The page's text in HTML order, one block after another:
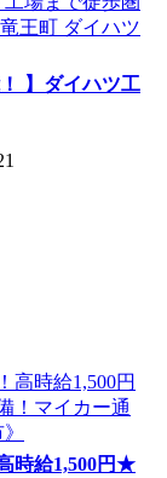
】ダイハツ工
時給1,500円★